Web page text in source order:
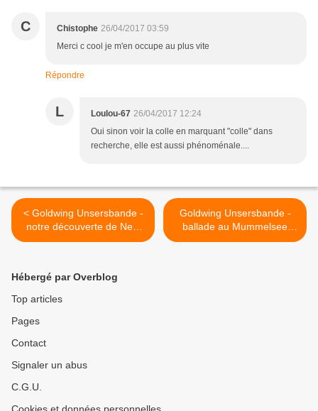
C Chistophe 26/04/2017 03:59
Merci c cool je m'en occupe au plus vite
Répondre
L Loulou-67 26/04/2017 12:24
Oui sinon voir la colle en marquant "colle" dans
recherche, elle est aussi phénoménale....
< Goldwing Unsersbande -
notre découverte de New
york en 4 nuits - 4ème jour
Goldwing Unsersbande -
ballade au Mummelsee
avec un grand groupe de
Hébergé par Overblog
Top articles
Pages
Contact
Signaler un abus
C.G.U.